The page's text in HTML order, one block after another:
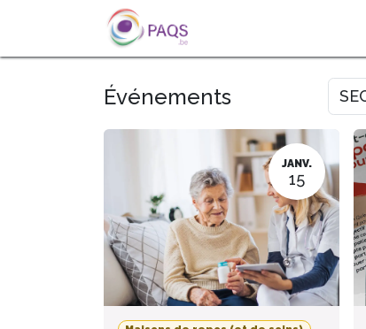
SE RENDRE AU CONTENU
Événements
JANV.
15